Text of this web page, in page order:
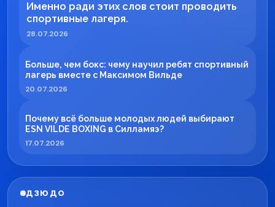
Именно ради этих слов стоит проводить
спортивные лагеря.
28.07.2026
Больше, чем бокс: чему научил ребят спортивный
лагерь вместе с Максимом Вильде
20.07.2026
Почему всё больше молодых людей выбирают
ESN VILDE BOXING в Силламяэ?
17.07.2026
ДЗЮДО